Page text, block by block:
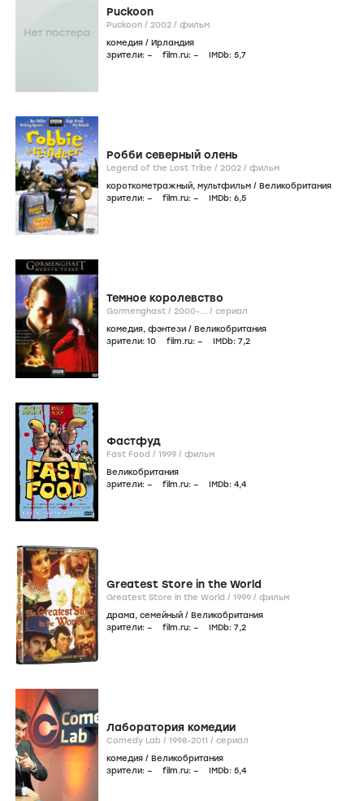
Puckoon
Puckoon / 2002 / фильм
комедия / Ирландия
зрители: – film.ru: – IMDb: 5,7
Робби северный олень
Legend of the Lost Tribe / 2002 / фильм
короткометражный, мультфильм / Великобритания
зрители: – film.ru: – IMDb: 6,5
Темное королевство
Gormenghast / 2000-... / сериал
комедия, фэнтези / Великобритания
зрители: 10 film.ru: – IMDb: 7,2
Фастфуд
Fast Food / 1999 / фильм
Великобритания
зрители: – film.ru: – IMDb: 4,4
Greatest Store in the World
Greatest Store in the World / 1999 / фильм
драма, семейный / Великобритания
зрители: – film.ru: – IMDb: 7,2
Лаборатория комедии
Comedy Lab / 1998-2011 / сериал
комедия / Великобритания
зрители: – film.ru: – IMDb: 5,4